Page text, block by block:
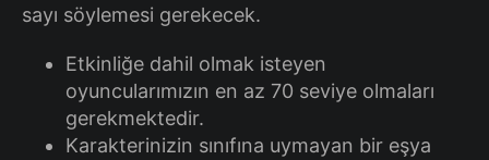
sayı söylemesi gerekecek.
Etkinliğe dahil olmak isteyen
oyuncularımızın en az 70 seviye olmaları
gerekmektedir.
Karakterinizin sınıfına uymayan bir eşya